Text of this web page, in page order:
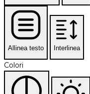
Allinea testo Interlinea
Colori